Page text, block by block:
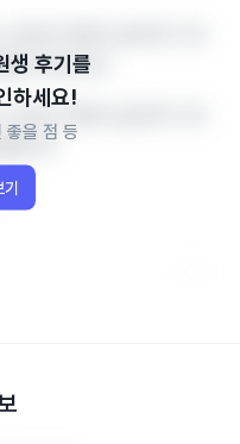
킹 확인하세
랭킹 확
하세요!
좋을 점 등
기